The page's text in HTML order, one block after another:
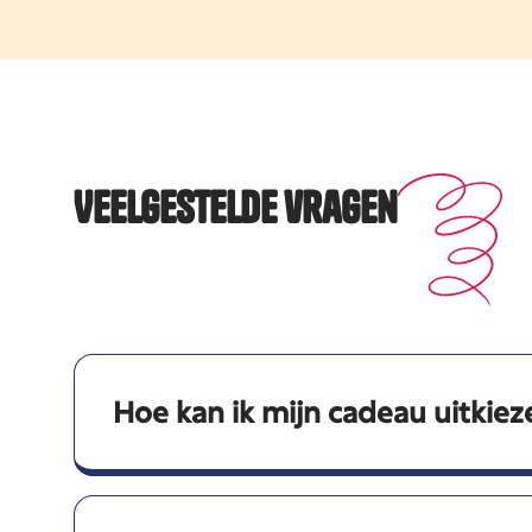
Veelgestelde vragen
Hoe kan ik mijn cadeau